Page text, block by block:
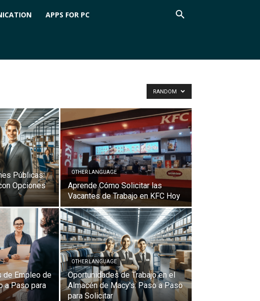
APPS FOR PC
RANDOM
Públicas:
Opciones
OTHER LANGUAGE
Aprende Cómo Solicitar las
Vacantes de Trabajo en KFC Hoy
de Empleo de
a Paso para
OTHER LANGUAGE
Oportunidades de Trabajo en el
Almacén de Macy's: Paso a Paso
para Solicitar